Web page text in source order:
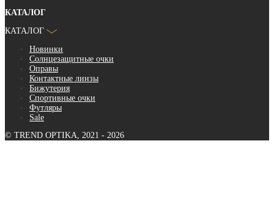
КАТАЛОГ
КАТАЛОГ
Новинки
Солнцезащитные очки
Оправы
Контактные линзы
Бижутерия
Спортивные очки
Футляры
Sale
© TREND OPTIKA, 2021 - 2026